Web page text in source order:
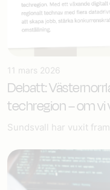
11 mars 2026
Debatt:
techregion – om vi
Sundsvall har vuxit